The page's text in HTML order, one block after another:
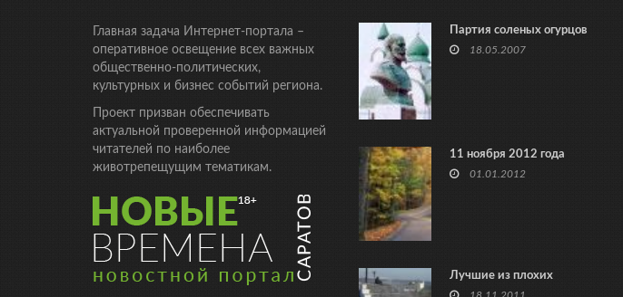
Главная задача Интернет-портала –
оперативное освещение всех важных
общественно-политических,
культурных и бизнес событий региона.
Проект призван обеспечивать
актуальной проверенной информацией
читателей по наиболее
животрепещущим тематикам.
Партия соленых огурцов
18.05.2007
11 ноября 2012 года
01.01.2012
Лучшие из плохих